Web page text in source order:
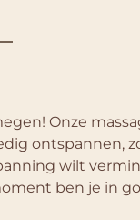
Onze
ontspannen,
wilt
ben je in